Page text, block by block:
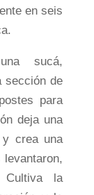
en seis
sucá,
sección de
para
deja una
y crea una
la